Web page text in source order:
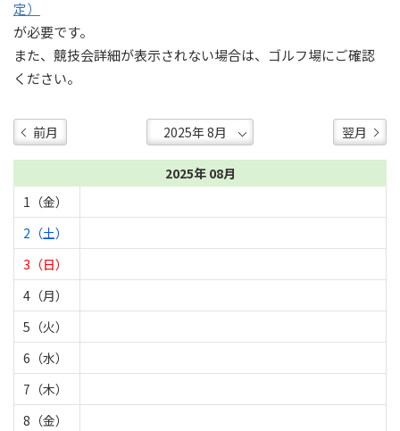
定）
が必要です。
また、競技会詳細が表示されない場合は、ゴルフ場にご確認
ください。
前月 翌月
2025年 08月
1（金）
2（土）
3（日）
4（月）
5（火）
6（水）
7（木）
8（金）